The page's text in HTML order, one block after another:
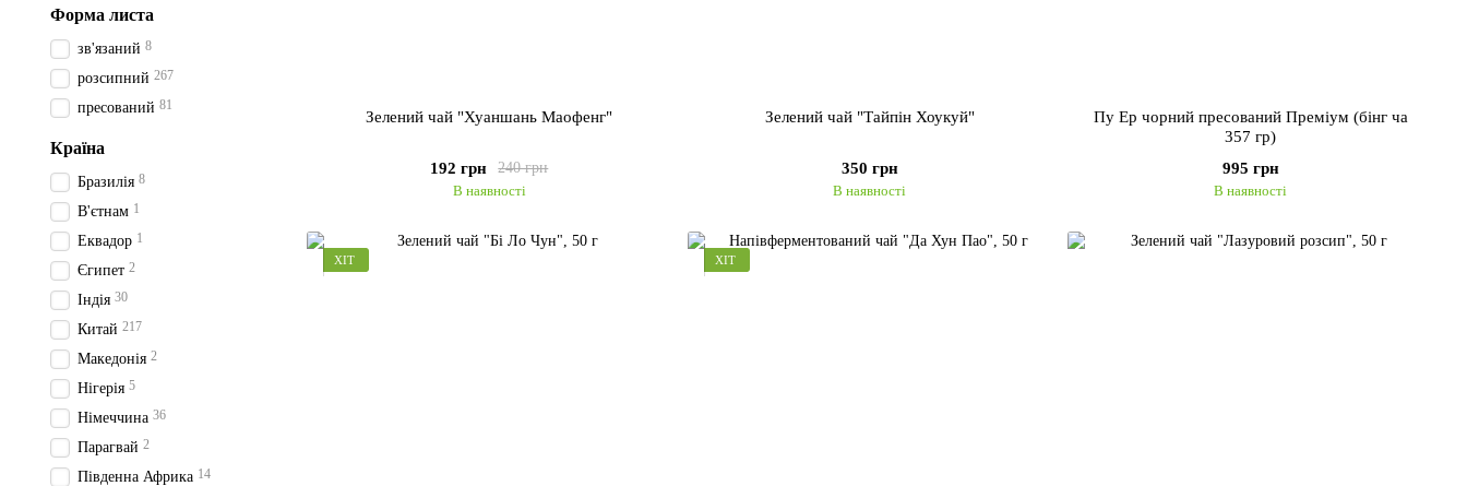
Зелений чай "Хуаншань Маофенг"
240 грн
192 грн
В наявності
Зелений чай "Тайпін Хоукуй"
350 грн
В наявності
Пу Ер чорний пресований Преміум (бінг ча
357 гр)
995 грн
В наявності
ХІТ ХІТ
Форма листа
зв'язаний 8
розсипний 267
пресований 81
Країна
Бразилія 8
В'єтнам 1
Еквадор 1
Єгипет 2
Індія 30
Китай 217
Македонія 2
Нігерія 5
Німеччина 36
Парагвай 2
Південна Африка 14